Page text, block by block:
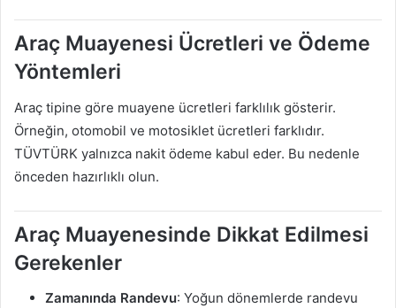
Araç Muayenesi Ücretleri ve Ödeme
Yöntemleri
Araç tipine göre muayene ücretleri farklılık gösterir.
Örneğin, otomobil ve motosiklet ücretleri farklıdır.
TÜVTÜRK yalnızca nakit ödeme kabul eder. Bu nedenle
önceden hazırlıklı olun.
Araç Muayenesinde Dikkat Edilmesi
Gerekenler
Zamanında Randevu: Yoğun dönemlerde randevu